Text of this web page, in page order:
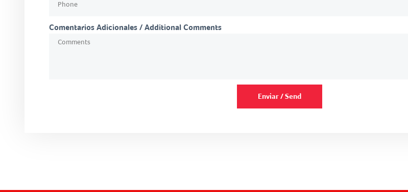
Comentarios Adicionales / Additional Comments
Enviar / Send